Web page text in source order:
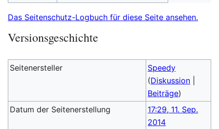
Das Seitenschutz-Logbuch für diese Seite ansehen.
Versionsgeschichte
Seitenersteller
Speedy
(Diskussion
Beiträge)
Datum der Seitenerstellung
17:29, 11. Sep.
2014